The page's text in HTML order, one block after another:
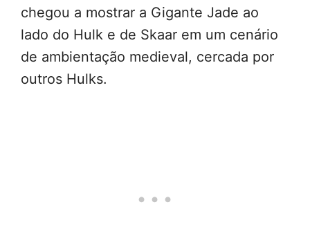
chegou a mostrar a Gigante Jade ao
lado do Hulk e de Skaar em um cenário
de ambientação medieval, cercada por
outros Hulks.